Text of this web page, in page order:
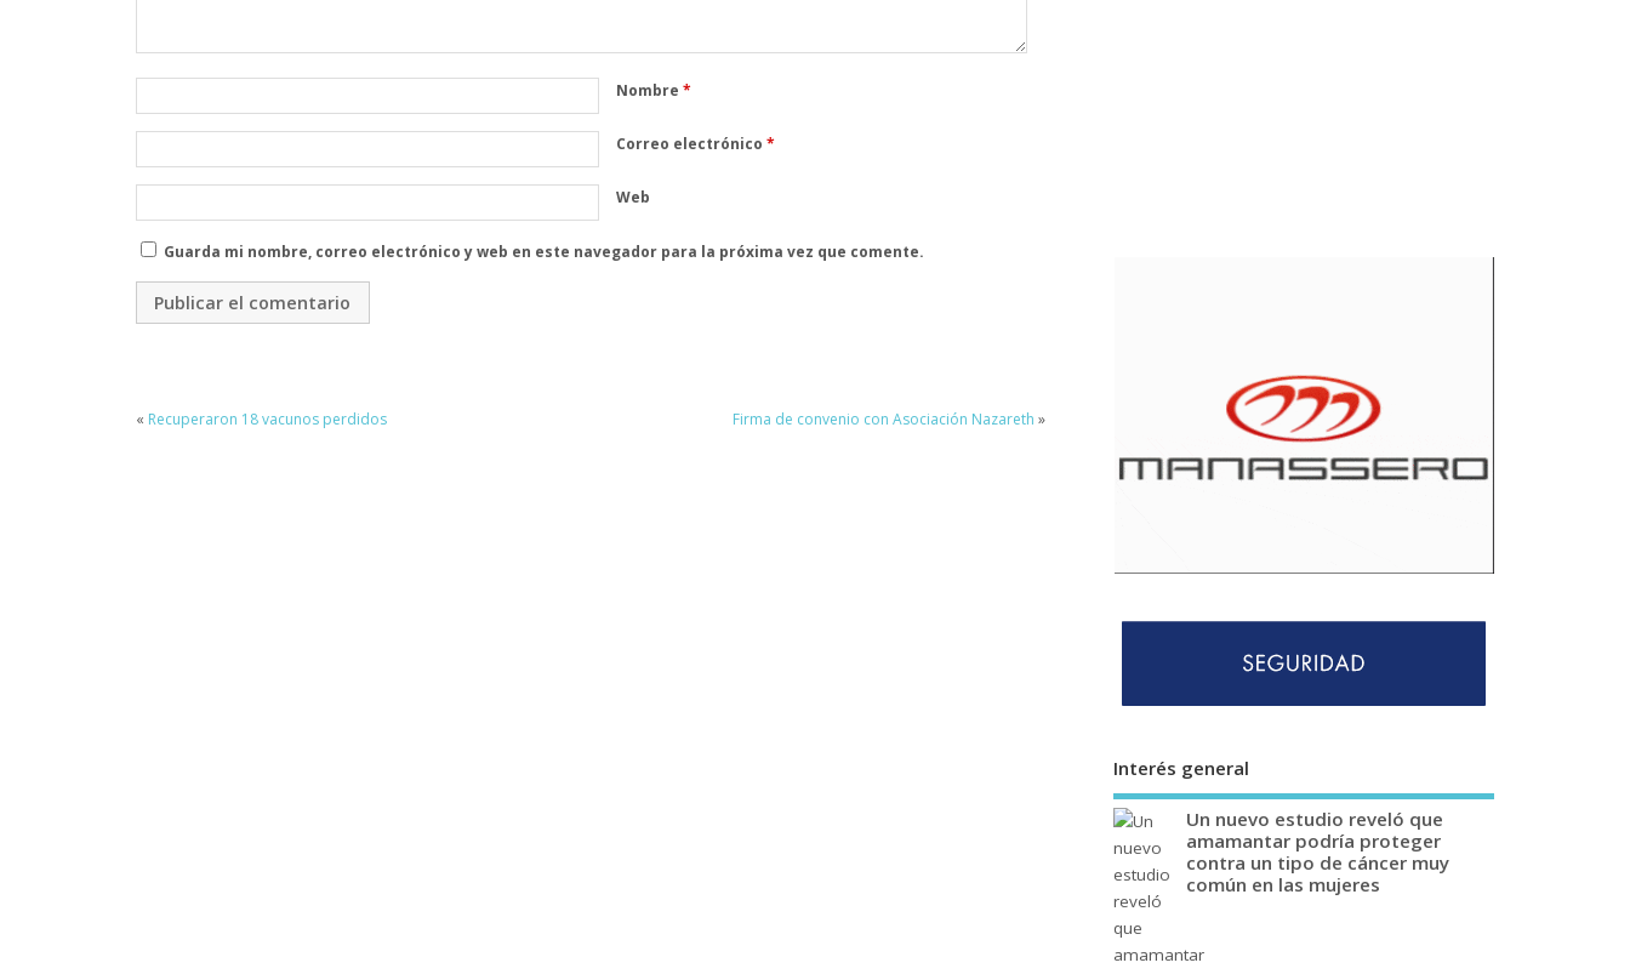
Nombre *
Correo electrónico *
Web
Guarda mi nombre, correo electrónico y web en este navegador para la próxima vez que comente.
« Recuperaron 18 vacunos perdidos Firma de convenio con Asociación Nazareth »
Interés general
Un nuevo estudio reveló que
amamantar podría proteger
contra un tipo de cáncer muy
común en las mujeres